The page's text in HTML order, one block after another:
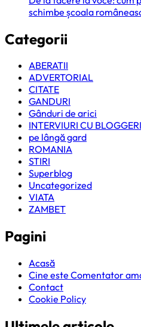
schimbe școala
Categorii
ABERATII
ADVERTORIAL
CITATE
GANDURI
Gânduri de arici
INTERVIURI CU BLOGGERI
pe lângă gard
ROMANIA
STIRI
Superblog
Uncategorized
VIATA
ZAMBET
Pagini
Acasă
Cine este Comentator
Contact
Cookie Policy